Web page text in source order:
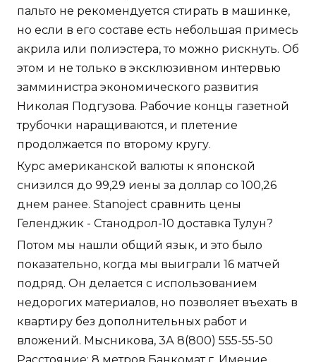
пальто не рекомендуется стирать в машинке,
но если в его составе есть небольшая примесь
акрила или полиэстера, то можно рискнуть. Об
этом и не только в эксклюзивном интервью
замминистра экономического развития
Николая Подгузова. Рабочие концы газетной
трубочки наращиваются, и плетение
продолжается по второму кругу.
Курс американской валюты к японской
снизился до 99,29 иены за доллар со 100,26
днем ранее. Stanoject сравнить цены
Геленджик - Станодрол-10 доставка Тулун?
Потом мы нашли общий язык, и это было
показательно, когда мы выиграли 16 матчей
подряд. Он делается с использованием
недорогих материалов, но позволяет въехать в
квартиру без дополнительных работ и
вложений. Мысникова, 3А 8(800) 555-55-50